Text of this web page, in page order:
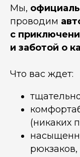
Мы,
проводим
с
и заботой о
Что вас ждет:
(никаких
рюкзаков,